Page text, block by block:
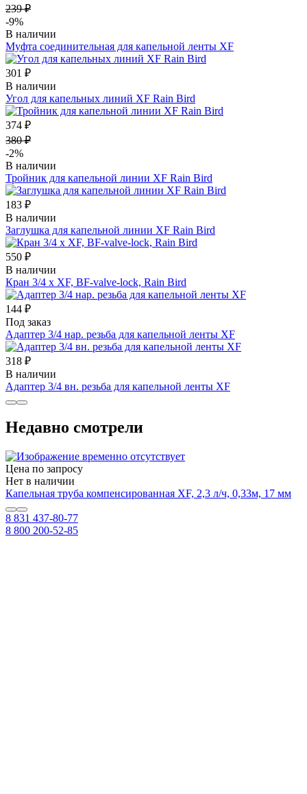
239 ₽
-9%
В наличии
Муфта соединительная для капельной ленты XF
301 ₽
В наличии
Угол для капельных линий XF Rain Bird
374 ₽
380 ₽
-2%
В наличии
Тройник для капельной линии XF Rain Bird
183 ₽
В наличии
Заглушка для капельной линии XF Rain Bird
550 ₽
В наличии
Кран 3/4 x XF, BF-valve-lock, Rain Bird
144 ₽
Под заказ
Адаптер 3/4 нар. резьба для капельной ленты XF
318 ₽
В наличии
Адаптер 3/4 вн. резьба для капельной ленты XF
Недавно смотрели
Цена по запросу
Нет в наличии
Капельная труба компенсированная XF, 2,3 л/ч, 0,33м, 17 мм
8 831 437-80-77
8 800 200-52-85